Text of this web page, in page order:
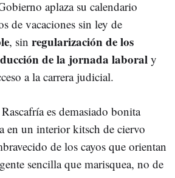
aplaza su calendario
de vacaciones sin ley de
, sin regularización de los
de la jornada laboral y
a la carrera judicial.
es demasiado bonita
en un interior kitsch de ciervo
de los cayos que orientan
sencilla que marisquea, no de